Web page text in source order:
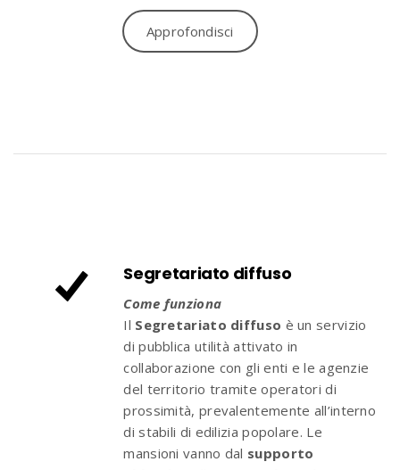
Approfondisci
Segretariato diffuso
Come funziona
Il Segretariato diffuso è un servizio
di pubblica utilità attivato in
collaborazione con gli enti e le agenzie
del territorio tramite operatori di
prossimità, prevalentemente all’interno
di stabili di edilizia popolare. Le
mansioni vanno dal supporto